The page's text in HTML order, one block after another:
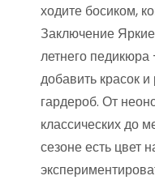
ходите босиком,
Заключение
летнего
добавить красок
гардероб. От
классических до
сезоне есть цвет